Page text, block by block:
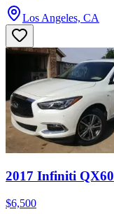
Los Angeles, CA
2017 Infiniti QX60
$6,500